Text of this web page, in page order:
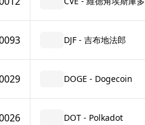
DJF - 吉布地法郎
DOGE - Dogecoin
DOT - Polkadot